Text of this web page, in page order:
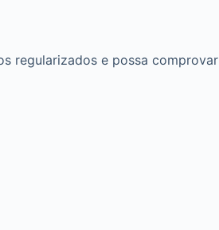
regularizados e possa comprovar